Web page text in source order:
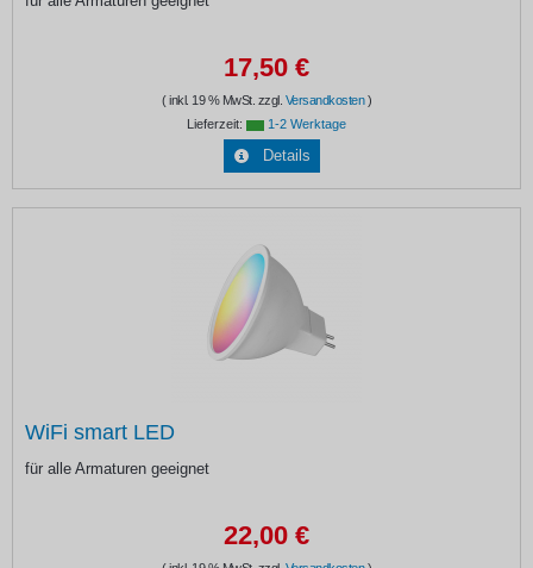
17,50 €
( inkl. 19 % MwSt. zzgl. Versandkosten)
Lieferzeit:
1-2 Werktage
Details
WiFi smart LED
für alle Armaturen geeignet
22,00 €